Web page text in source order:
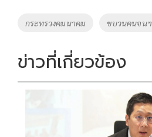
o
k k
Tags
กระทรวงคมนาคม ขบวนคนจนฯ
ข่าวที่เกี่ยวข้อง